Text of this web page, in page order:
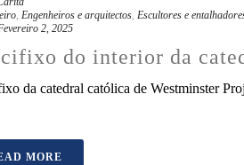
, Engenheiros e arquitectos, Escultores e
2, 2025
do interior da
da catedral católica de Westminster
MORE